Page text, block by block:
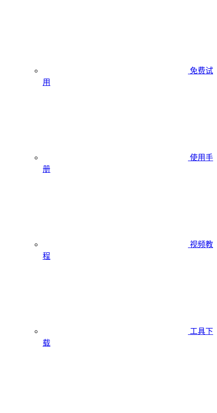
免费试
用
使用手
册
视频教
程
工具下
载